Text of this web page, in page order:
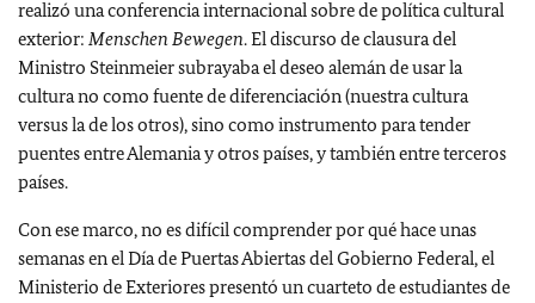
realizó una conferencia internacional sobre de política cultural
exterior: Menschen Bewegen. El discurso de clausura del
Ministro Steinmeier subrayaba el deseo alemán de usar la
cultura no como fuente de diferenciación (nuestra cultura
versus la de los otros), sino como instrumento para tender
puentes entre Alemania y otros países, y también entre terceros
países.
Con ese marco, no es difícil comprender por qué hace unas
semanas en el Día de Puertas Abiertas del Gobierno Federal, el
Ministerio de Exteriores presentó un cuarteto de estudiantes de